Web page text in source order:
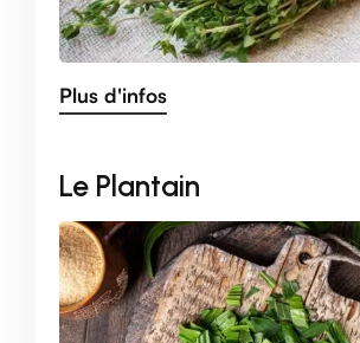
Plus d'infos
Le Plantain